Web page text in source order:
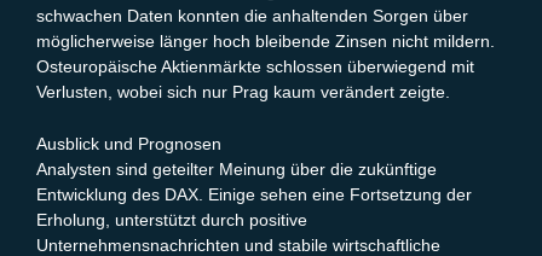
schwachen Daten konnten die anhaltenden Sorgen über
möglicherweise länger hoch bleibende Zinsen nicht mildern.
Osteuropäische Aktienmärkte schlossen überwiegend mit
Verlusten, wobei sich nur Prag kaum verändert zeigte.
Ausblick und Prognosen
Analysten sind geteilter Meinung über die zukünftige
Entwicklung des DAX. Einige sehen eine Fortsetzung der
Erholung, unterstützt durch positive
Unternehmensnachrichten und stabile wirtschaftliche